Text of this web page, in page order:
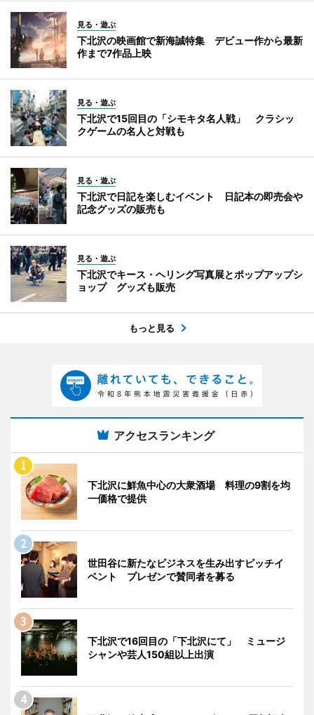
見る・遊ぶ
下北沢の映画館で新海誠特集 デビュー作から最新
作まで7作品上映
見る・遊ぶ
下北沢で15回目の「シモキタ名人戦」 クラシッ
クゲームの名人と対戦も
見る・遊ぶ
下北沢で日記を楽しむイベント 日記本の即売会や
記念グッズの販売も
見る・遊ぶ
下北沢でキース・ヘリング写真展とポップアップシ
ョップ グッズも販売
もっと見る
アクセスランキング
下北沢に鮮魚中心の大衆酒場 料理の9割を均
一価格で提供
世田谷に新たなビジネスを生み出すピッチイ
ベント プレゼンで賛同者を募る
下北沢で16回目の「下北沢にて」 ミュージ
シャンや芸人150組以上出演